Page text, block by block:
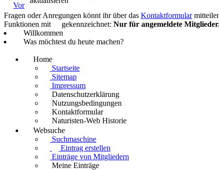
Vor
Fragen oder Anregungen könnt ihr über das Kontaktformular
Funktionen mit
gekennzeichnet: Nur für angemeldete
Willkommen
Was möchtest du heute machen?
Home
Startseite
Sitemap
Impressum
Datenschutzerklärung
Nutzungsbedingungen
Kontaktformular
Naturisten-Web Historie
Websuche
Suchmaschine
Eintrag erstellen
Einträge von Mitgliedern
Meine Einträge